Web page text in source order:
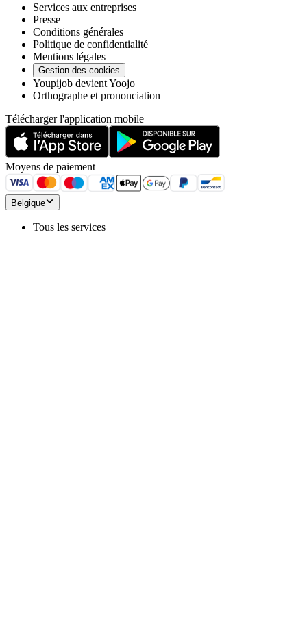
Services aux entreprises
Presse
Conditions générales
Politique de confidentialité
Mentions légales
Gestion des cookies
Youpijob devient Yoojo
Orthographe et prononciation
Télécharger l'application mobile
Moyens de paiement
Belgique
Tous les services